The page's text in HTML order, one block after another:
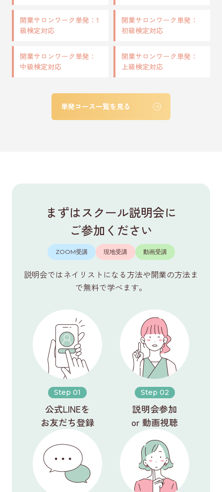
開業サロンワーク単発：1
級検定対応
開業サロンワーク単発：
初級検定対応
開業サロンワーク単発：
中級検定対応
開業サロンワーク単発：
上級検定対応
単発コース一覧を見る
まずはスクール説明会に
ご参加ください
ZOOM受講 現地受講 動画受講
説明会ではネイリストになる方法や開業の方法ま
で無料で学べます。
Step 01
公式LINEを
お友だち登録
Step 02
説明会参加
or 動画視聴